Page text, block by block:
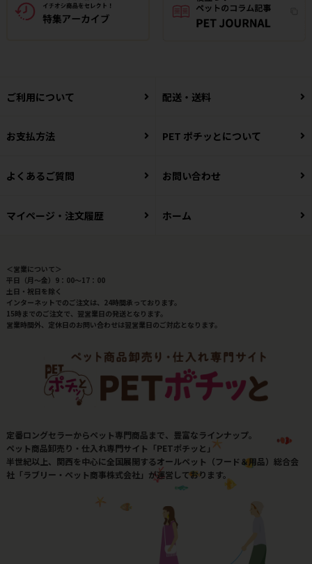
ご利用について 配送・送料
お支払方法 PET ポチッとについて
よくあるご質問 お問い合わせ
マイページ・注文履歴 ホーム
＜営業について＞
平日（月～金）9：00～17：00
土日・祝日を除く
インターネットでのご注文は、24時間承っております。
15時までのご注文で、翌営業日の発送となります。
営業時間外、定休日のお問い合わせは翌営業日のご対応となります。
定番ロングセラーからペット専門商品まで、豊富なラインナップ。
ペット商品卸売り・仕入れ専門サイト「PETポチッと」
半世紀以上、関西を中心に全国展開するオールペット（フード＆用品）総合会
社「ラブリー・ペット商事株式会社」が運営しております。